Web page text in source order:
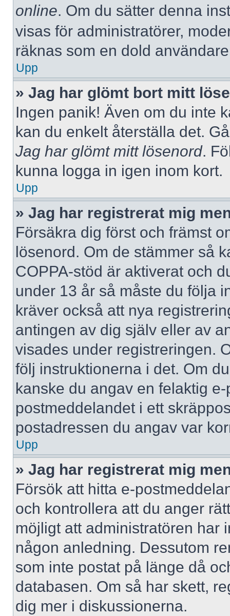
online. Om du sätter denna
visas för administratörer,
räknas som en dold
Upp
» Jag har glömt bort mitt
Ingen panik! Även om du inte
kan du enkelt återställa det.
Jag har glömt mitt lösenord.
kunna logga in igen inom kort.
Upp
» Jag har registrerat mig
Försäkra dig först och främst
lösenord. Om de stämmer så
COPPA-stöd är aktiverat och
under 13 år så måste du följa
kräver också att nya
antingen av dig själv eller av
visades under registreringen.
följ instruktionerna i det. Om
kanske du angav en felaktig
postmeddelandet i ett
postadressen du angav var
Upp
» Jag har registrerat mig
Försök att hitta e-
och kontrollera att du anger
möjligt att administratören har
någon anledning. Dessutom
som inte postat på länge då
databasen. Om så har skett,
dig mer i diskussionerna.